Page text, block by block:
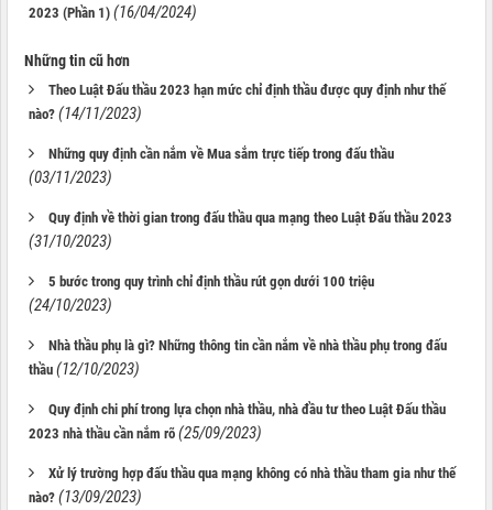
2023 (Phần 1) (16/04/2024)
Những tin cũ hơn
Theo Luật Đấu thầu 2023 hạn mức chỉ định thầu được quy định như thế
nào? (14/11/2023)
Những quy định cần nắm về Mua sắm trực tiếp trong đấu thầu
(03/11/2023)
Quy định về thời gian trong đấu thầu qua mạng theo Luật Đấu thầu 2023
(31/10/2023)
5 bước trong quy trình chỉ định thầu rút gọn dưới 100 triệu
(24/10/2023)
Nhà thầu phụ là gì? Những thông tin cần nắm về nhà thầu phụ trong đấu
thầu (12/10/2023)
Quy định chi phí trong lựa chọn nhà thầu, nhà đầu tư theo Luật Đấu thầu
2023 nhà thầu cần nắm rõ (25/09/2023)
Xử lý trường hợp đấu thầu qua mạng không có nhà thầu tham gia như thế
nào? (13/09/2023)